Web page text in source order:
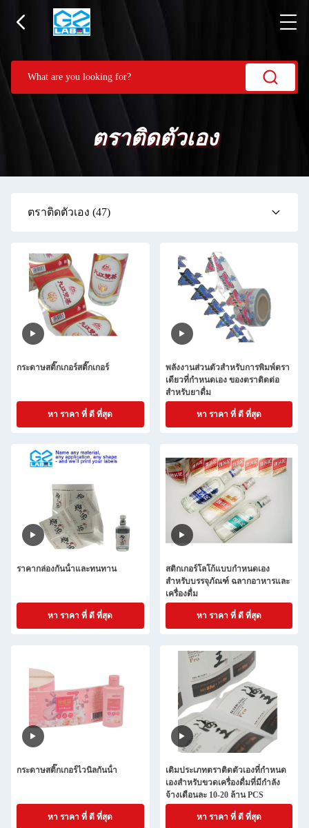
ตราติดตัวเอง
ตราติดตัวเอง (47)
กระดาษสติ๊กเกอร์สติ๊กเกอร์
หา ราคา ที่ ดี ที่สุด
พลังงานส่วนตัวสําหรับการพิมพ์ตรา
เดียวที่กําหนดเอง ของตราติดต่อ
สําหรับยาดื่ม
หา ราคา ที่ ดี ที่สุด
ราคากล่องกันน้ําและทนทาน
หา ราคา ที่ ดี ที่สุด
สติกเกอร์โลโก้แบบกำหนดเอง
สำหรับบรรจุภัณฑ์ ฉลากอาหารและ
เครื่องดื่ม
หา ราคา ที่ ดี ที่สุด
กระดาษสติ๊กเกอร์ไวนิลกันน้ํา
หา ราคา ที่ ดี ที่สุด
เติมประเภทตราติดตัวเองที่กําหนด
เองสําหรับขวดเครื่องดื่มที่มีกําลัง
จ้างเดือนละ 10-20 ล้าน PCS
หา ราคา ที่ ดี ที่สุด